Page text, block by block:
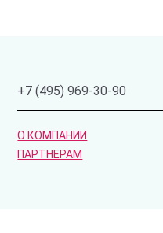
+7 (495) 969-30-90
О КОМПАНИИ
ПАРТНЕРАМ